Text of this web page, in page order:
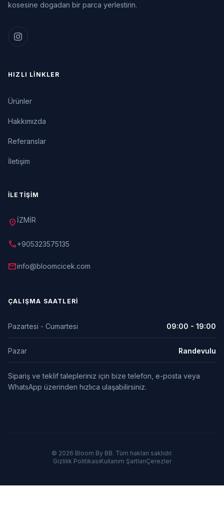
kosesine dogadan bir parca yerlestirin.
HIZLI LINKLER
Ürünler
Hakkımızda
Referanslar
İletişim
İLETIŞIM
location_on İZMİR
call+905323575135
mailinfo@bloomcicek.com
ÇALIŞMA SAATLERI
Pazartesi - Cumartesi 09:00 - 19:00
Pazar Randevulu
Sipariş ve teklif talepleriniz için bize telefon, e-posta veya
WhatsApp üzerinden hızlıca ulaşabilirsiniz.
© 2026 Bloom By BB. Tüm hakları saklıdır.
Gizlilik PolitikasıKullanım ŞartlarıÇerezler